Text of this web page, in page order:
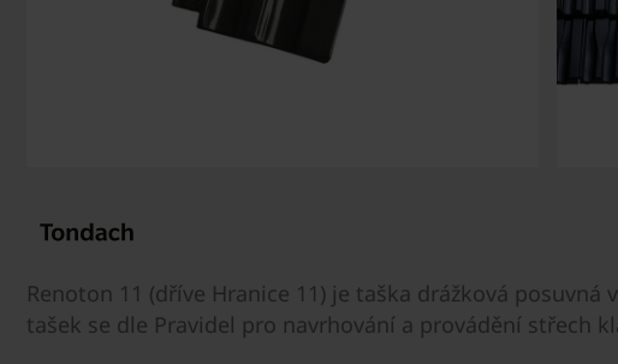
Renoton 11 (dříve Hranice 11) je taška drážková
tašek se dle Pravidel pro navrhování a provádění střech